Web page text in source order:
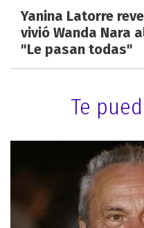
Yanina Latorre
vivió Wanda Nara
"Le pasan todas"
Te